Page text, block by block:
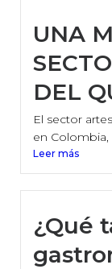
UNA
DEL
El sector
en Colombia,
Leer más
¿Qué